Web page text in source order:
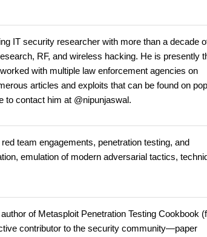
IT security researcher with more than a decade
RF, and wireless hacking. He is presently
with multiple law enforcement agencies on
articles and exploits that can be found on
to contact him at @nipunjaswal.
team engagements, penetration testing, and
emulation of modern adversarial tactics,
of Metasploit Penetration Testing Cookbook
contributor to the security community—paper